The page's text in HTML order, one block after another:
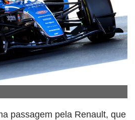
passagem pela Renault, que